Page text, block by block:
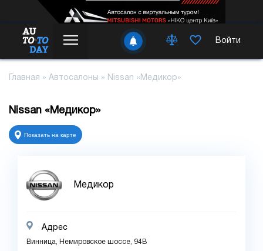
Войти
Главная » Автосалоны » Nissan «Медикор»
Nissan «Медикор»
Показать на карте
Медикор
Адрес
Винница, Немировское шоссе, 94В